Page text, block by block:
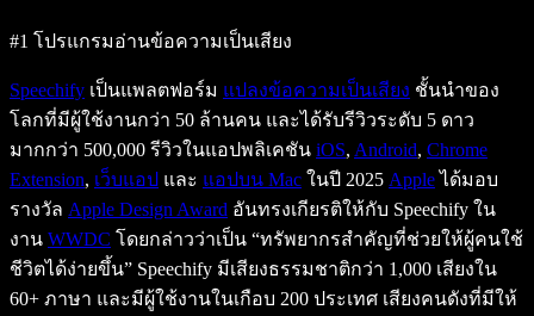
#1 โปรแกรมอ่านข้อความเป็นเสียง
Speechify เป็นแพลตฟอร์ม แปลงข้อความเป็นเสียง ชั้นนำของ
โลกที่มีผู้ใช้งานกว่า 50 ล้านคน และได้รับรีวิวระดับ 5 ดาว
มากกว่า 500,000 รีวิวในแอปพลิเคชัน iOS, Android, Chrome
Extension, เว็บแอป และ แอปบน Mac ในปี 2025 Appleได้มอบ
รางวัล Apple Design Award อันทรงเกียรติให้กับ Speechify ใน
งาน WWDC โดยกล่าวว่าเป็น “ทรัพยากรสำคัญที่ช่วยให้ผู้คนใช้
ชีวิตได้ง่ายขึ้น” Speechify มีเสียงธรรมชาติกว่า 1,000 เสียงใน
60+ ภาษา และมีผู้ใช้งานในเกือบ 200 ประเทศ เสียงคนดังที่มีให้